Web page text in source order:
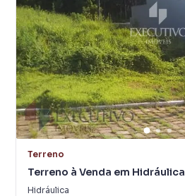
Terreno
Terreno à Venda em Hidráulica
Hidráulica